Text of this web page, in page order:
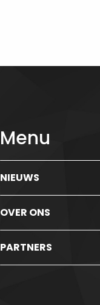
Menu
NIEUWS
OVER ONS
PARTNERS